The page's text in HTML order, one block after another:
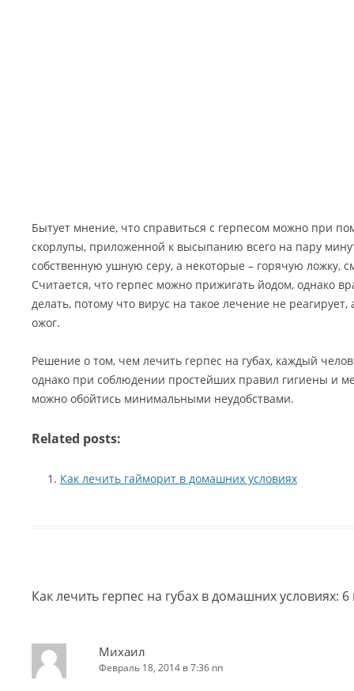
Бытует мнение, что справиться с герпесом можно при
скорлупы, приложенной к высыпанию всего на пару
собственную ушную серу, а некоторые – горячую ложку,
Считается, что герпес можно прижигать йодом, однако
делать, потому что вирус на такое лечение не
ожог.
Решение о том, чем лечить герпес на губах, каждый
однако при соблюдении простейших правил гигиены и
можно обойтись минимальными неудобствами.
Related posts:
Как лечить гайморит в домашних условиях
Как лечить герпес на губах в домашних условиях:
Михаил
Февраль 18, 2014 в 7:36 пп